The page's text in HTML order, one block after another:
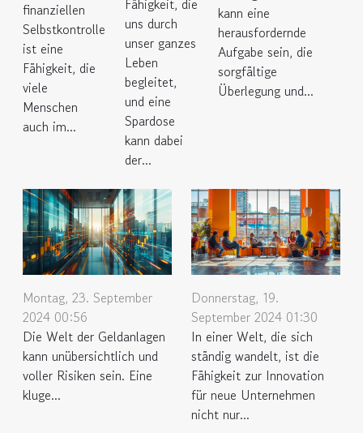
finanziellen
Selbstkontrolle
ist eine
Fähigkeit, die
viele
Menschen
auch im...
Fähigkeit, die
uns durch
unser ganzes
Leben
begleitet,
und eine
Spardose
kann dabei
der...
kann eine
herausfordernde
Aufgabe sein, die
sorgfältige
Überlegung und...
Montag, 23. September
2024 00:56
Die Welt der Geldanlagen
kann unübersichtlich und
voller Risiken sein. Eine
kluge...
Donnerstag, 19.
September 2024 01:30
In einer Welt, die sich
ständig wandelt, ist die
Fähigkeit zur Innovation
für neue Unternehmen
nicht nur...